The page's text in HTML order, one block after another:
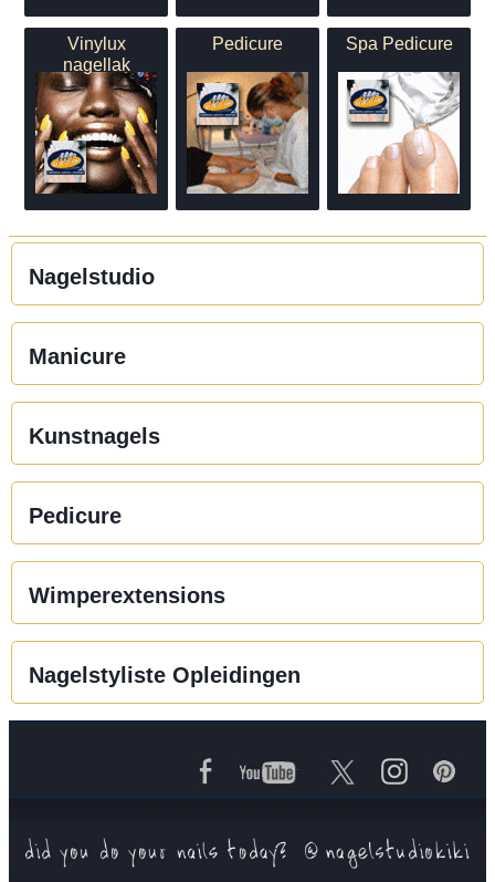
Vinylux
nagellak
Pedicure Spa Pedicure
Nagelstudio
Manicure
Kunstnagels
Pedicure
Wimperextensions
Nagelstyliste Opleidingen